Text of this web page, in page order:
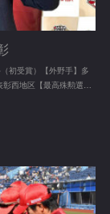
初受賞）【外野手】多
西地区【最高殊勲選…